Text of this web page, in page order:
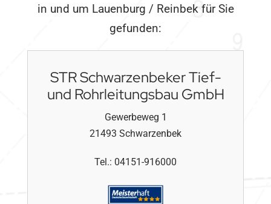
in und um Lauenburg / Reinbek für Sie
gefunden:
STR Schwarzenbeker Tief-
und Rohrleitungsbau GmbH
Gewerbeweg 1
21493 Schwarzenbek
Tel.: 04151-916000